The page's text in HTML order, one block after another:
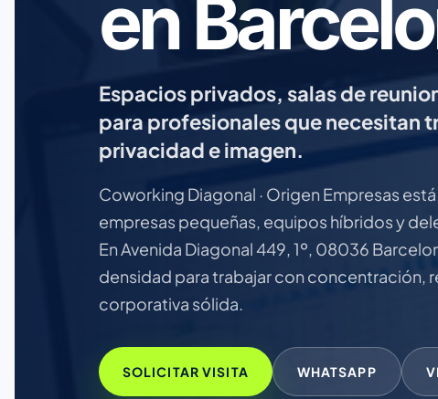
en
Espacios privados, salas de
para profesionales que necesitan
privacidad e imagen.
Coworking Diagonal · Origen Empresas
empresas pequeñas, equipos híbridos y
En Avenida Diagonal 449, 1º, 08036
densidad para trabajar con concentración,
corporativa sólida.
SOLICITAR VISITA WHATSAPP